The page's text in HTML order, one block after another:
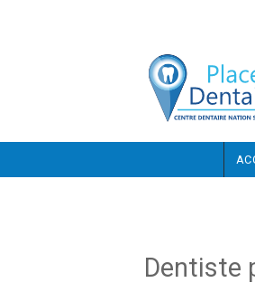
Dentiste